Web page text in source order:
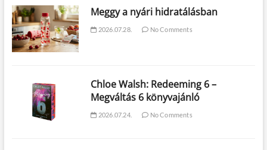
Meggy a nyári hidratálásban
2026.07.28. No Comments
Chloe Walsh: Redeeming 6 –
Megváltás 6 könyvajánló
2026.07.24. No Comments